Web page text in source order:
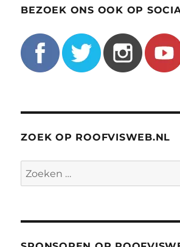
BEZOEK ONS OOK OP
ZOEK OP ROOFVISWEB.NL
Zoeken
naar: